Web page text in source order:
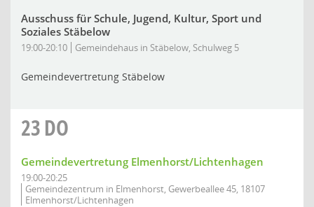
Ausschuss für Schule, Jugend, Kultur, Sport und
Soziales Stäbelow
19:00-20:10 Gemeindehaus in Stäbelow, Schulweg 5
Gemeindevertretung Stäbelow
23DO
Gemeindevertretung Elmenhorst/Lichtenhagen
19:00-20:25
Gemeindezentrum in Elmenhorst, Gewerbeallee 45, 18107
Elmenhorst/Lichtenhagen